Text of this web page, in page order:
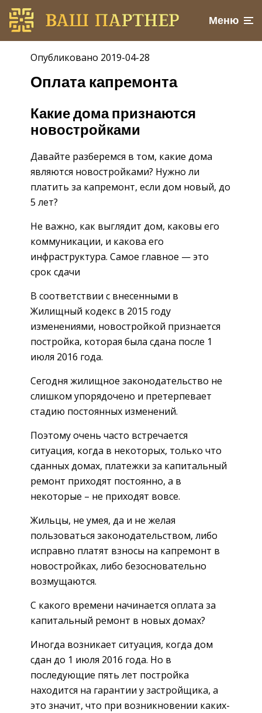
Меню
Опубликовано 2019-04-28
Оплата капремонта
Какие дома признаются
новостройками
Давайте разберемся в том, какие дома
являются новостройками? Нужно ли
платить за капремонт, если дом новый, до
5 лет?
Не важно, как выглядит дом, каковы его
коммуникации, и какова его
инфраструктура. Самое главное — это
срок сдачи
В соответствии с внесенными в
Жилищный кодекс в 2015 году
изменениями, новостройкой признается
постройка, которая была сдана после 1
июля 2016 года.
Сегодня жилищное законодательство не
слишком упорядочено и претерпевает
стадию постоянных изменений.
Поэтому очень часто встречается
ситуация, когда в некоторых, только что
сданных домах, платежки за капитальный
ремонт приходят постоянно, а в
некоторые – не приходят вовсе.
Жильцы, не умея, да и не желая
пользоваться законодательством, либо
исправно платят взносы на капремонт в
новостройках, либо безосновательно
возмущаются.
С какого времени начинается оплата за
капитальный ремонт в новых домах?
Иногда возникает ситуация, когда дом
сдан до 1 июля 2016 года. Но в
последующие пять лет постройка
находится на гарантии у застройщика, а
это значит, что при возникновении каких-